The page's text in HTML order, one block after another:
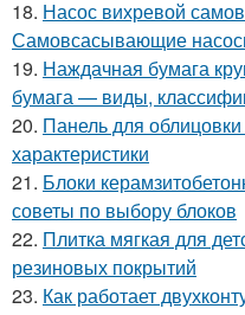
18. Насос вихревой
Самовсасывающие
19. Наждачная бумага
бумага — виды,
20. Панель для
характеристики
21. Блоки
советы по выбору блоков
22. Плитка мягкая для
резиновых покрытий
23. Как работает